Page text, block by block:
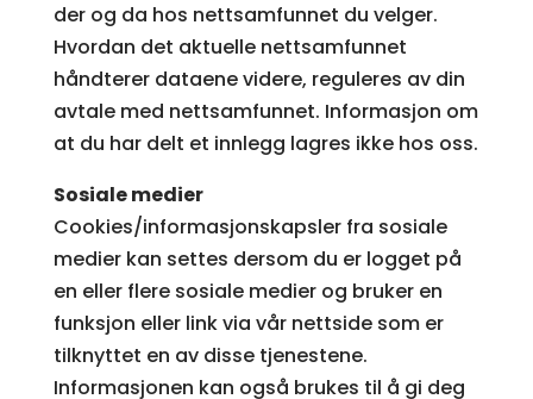
der og da hos nettsamfunnet du velger.
Hvordan det aktuelle nettsamfunnet
håndterer dataene videre, reguleres av din
avtale med nettsamfunnet. Informasjon om
at du har delt et innlegg lagres ikke hos oss.
Sosiale medier
Cookies/informasjonskapsler fra sosiale
medier kan settes dersom du er logget på
en eller flere sosiale medier og bruker en
funksjon eller link via vår nettside som er
tilknyttet en av disse tjenestene.
Informasjonen kan også brukes til å gi deg